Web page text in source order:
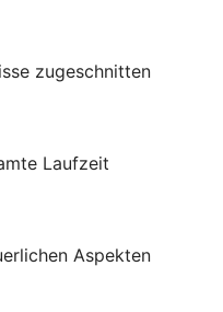
zugeschnitten
Laufzeit
Aspekten